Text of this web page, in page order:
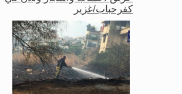
كفرحباب/غزير